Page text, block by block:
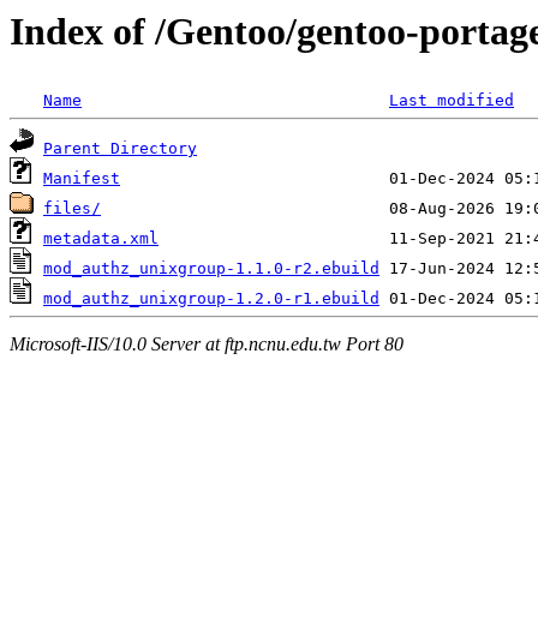
Index of /Gentoo/gentoo-
Name Last modified
Parent Directory
Manifest
files/
metadata.xml
mod_authz_unixgroup-1.1.0-r2.ebuild
mod_authz_unixgroup-1.2.0-r1.ebuild
Microsoft-IIS/10.0 Server at ftp.ncnu.edu.tw Port 80